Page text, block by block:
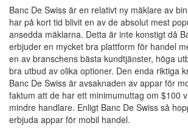
Banc De Swiss är en relativt ny mäklare av
har på kort tid blivit en av de absolut mest
ansedda mäklarna. Detta är inte konstigt då
erbjuder en mycket bra plattform för handel
en av branschens bästa kundtjänster, höga
bra utbud av olika optioner. Den enda riktiga
Banc De Swiss är avsaknaden av appar för
faktum att de har ett minimumuttag om $100
mindre handlare. Enligt Banc De Swiss så
erbjuda appar för mobil handel.